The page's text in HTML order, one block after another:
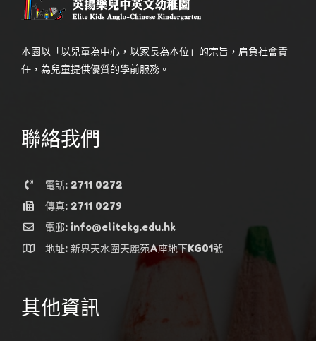
本園以「以兒童為中心，以家長為本位」的宗旨，肩負社會責
任，為兒童提供優質的學前服務。
聯絡我們
電話: 2711 0272
傳真: 2711 0279
電郵: info@elitekg.edu.hk
地址: 新界天水圍天麗苑A座地下KG01號
其他資訊